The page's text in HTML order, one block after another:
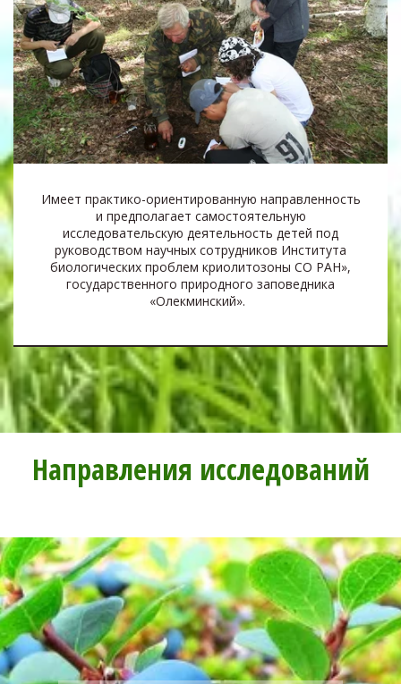
Имеет практико-ориентированную направленность
и предполагает самостоятельную
исследовательскую деятельность детей под
руководством научных сотрудников Института
биологических проблем криолитозоны СО РАН»,
государственного природного заповедника
«Олекминский».
Направления исследований